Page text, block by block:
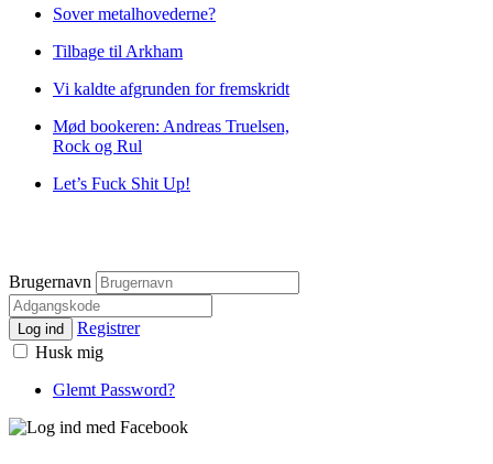
Sover metalhovederne?
Tilbage til Arkham
Vi kaldte afgrunden for fremskridt
Mød bookeren: Andreas Truelsen,
Rock og Rul
Let’s Fuck Shit Up!
Brugernavn
Log ind
Registrer
Husk mig
Glemt Password?